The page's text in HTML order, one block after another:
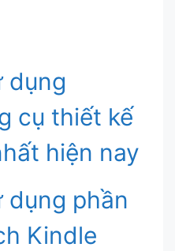
dụng
cụ thiết kế
hiện nay
dụng phần
Kindle